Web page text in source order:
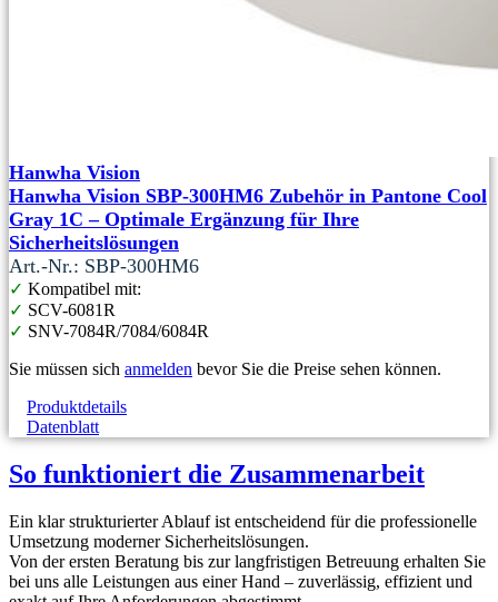
Hanwha Vision
Hanwha Vision SBP-300HM6 Zubehör in Pantone Cool
Gray 1C – Optimale Ergänzung für Ihre
Sicherheitslösungen
Art.-Nr.: SBP-300HM6
✓ Kompatibel mit:
✓ SCV-6081R
✓ SNV-7084R/7084/6084R
Sie müssen sich anmelden bevor Sie die Preise sehen können.
Produktdetails
Datenblatt
So funktioniert die Zusammenarbeit
Ein klar strukturierter Ablauf ist entscheidend für die professionelle
Umsetzung moderner Sicherheitslösungen.
Von der ersten Beratung bis zur langfristigen Betreuung erhalten Sie
bei uns alle Leistungen aus einer Hand – zuverlässig, effizient und